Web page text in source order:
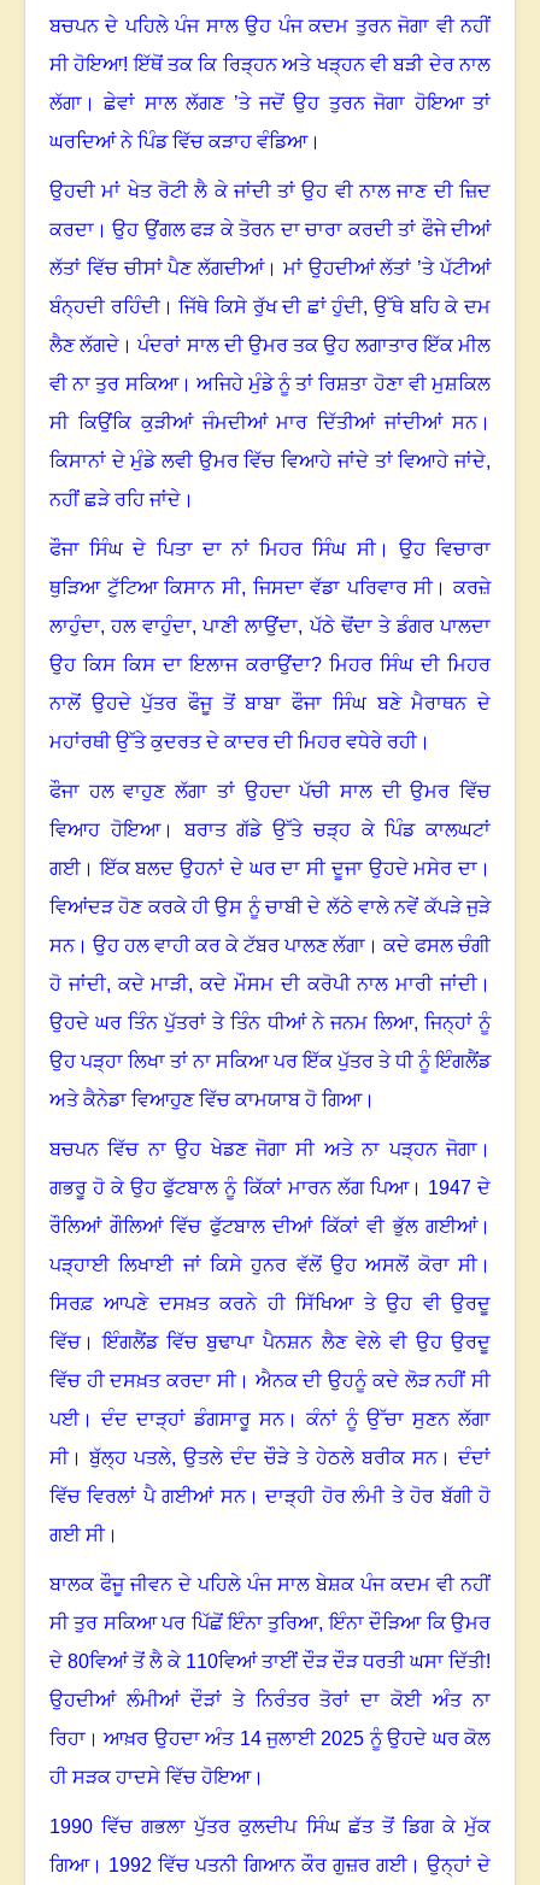
ਬਚਪਨ ਦੇ ਪਹਿਲੇ ਪੰਜ ਸਾਲ ਉਹ ਪੰਜ ਕਦਮ ਤੁਰਨ ਜੋਗਾ ਵੀ ਨਹੀਂ
ਸੀ ਹੋਇਆ! ਇੱਥੋਂ ਤਕ ਕਿ ਰਿੜ੍ਹਨ ਅਤੇ ਖੜ੍ਹਨ ਵੀ ਬੜੀ ਦੇਰ ਨਾਲ
ਲੱਗਾ ।ਛੇਵਾਂ ਸਾਲ ਲੱਗਣ ’ਤੇ ਜਦੋਂ ਉਹ ਤੁਰਨ ਜੋਗਾ ਹੋਇਆ ਤਾਂ
ਘਰਦਿਆਂ ਨੇ ਪਿੰਡ ਵਿੱਚ ਕੜਾਹ ਵੰਡਿਆ।
ਉਹਦੀ ਮਾਂ ਖੇਤ ਰੋਟੀ ਲੈ ਕੇ ਜਾਂਦੀ ਤਾਂ ਉਹ ਵੀ ਨਾਲ ਜਾਣ ਦੀ ਜ਼ਿਦ
ਕਰਦਾ ।ਉਹ ਉਂਗਲ ਫੜ ਕੇ ਤੋਰਨ ਦਾ ਚਾਰਾ ਕਰਦੀ ਤਾਂ ਫੌਜੇ ਦੀਆਂ
ਲੱਤਾਂ ਵਿੱਚ ਚੀਸਾਂ ਪੈਣ ਲੱਗਦੀਆਂ। ਮਾਂ ਉਹਦੀਆਂ ਲੱਤਾਂ ’ਤੇ ਪੱਟੀਆਂ
ਬੰਨ੍ਹਦੀ ਰਹਿੰਦੀ।ਜਿੱਥੇ ਕਿਸੇ ਰੁੱਖ ਦੀ ਛਾਂ ਹੁੰਦੀ, ਉੱਥੇ ਬਹਿ ਕੇ ਦਮ
ਲੈਣ ਲੱਗਦੇ ।ਪੰਦਰਾਂ ਸਾਲ ਦੀ ਉਮਰ ਤਕ ਉਹ ਲਗਾਤਾਰ ਇੱਕ ਮੀਲ
ਵੀ ਨਾ ਤੁਰ ਸਕਿਆ। ਅਜਿਹੇ ਮੁੰਡੇ ਨੂੰ ਤਾਂ ਰਿਸ਼ਤਾ ਹੋਣਾ ਵੀ ਮੁਸ਼ਕਿਲ
ਸੀ ਕਿਉਂਕਿ ਕੁੜੀਆਂ ਜੰਮਦੀਆਂ ਮਾਰ ਦਿੱਤੀਆਂ ਜਾਂਦੀਆਂ ਸਨ।
ਕਿਸਾਨਾਂ ਦੇ ਮੁੰਡੇ ਲਵੀ ਉਮਰ ਵਿੱਚ ਵਿਆਹੇ ਜਾਂਦੇ ਤਾਂ ਵਿਆਹੇ ਜਾਂਦੇ,
ਨਹੀਂ ਛੜੇ ਰਹਿ ਜਾਂਦੇ ।
ਫੌਜਾ ਸਿੰਘ ਦੇ ਪਿਤਾ ਦਾ ਨਾਂ ਮਿਹਰ ਸਿੰਘ ਸੀ। ਉਹ ਵਿਚਾਰਾ
ਥੁੜਿਆ ਟੁੱਟਿਆ ਕਿਸਾਨ ਸੀ, ਜਿਸਦਾ ਵੱਡਾ ਪਰਿਵਾਰ ਸੀ।ਕਰਜ਼ੇ
ਲਾਹੁੰਦਾ, ਹਲ ਵਾਹੁੰਦਾ,ਪਾਣੀ ਲਾਉਂਦਾ,ਪੱਠੇ ਢੋਂਦਾ ਤੇ ਡੰਗਰ ਪਾਲਦਾ
ਉਹ ਕਿਸ ਕਿਸ ਦਾ ਇਲਾਜ ਕਰਾਉਂਦਾ? ਮਿਹਰ ਸਿੰਘ ਦੀ ਮਿਹਰ
ਨਾਲੋਂ ਉਹਦੇ ਪੁੱਤਰ ਫੌਜੂ ਤੋਂ ਬਾਬਾ ਫੌਜਾ ਸਿੰਘ ਬਣੇ ਮੈਰਾਥਨ ਦੇ
ਮਹਾਂਰਥੀ ਉੱਤੇ ਕੁਦਰਤ ਦੇ ਕਾਦਰ ਦੀ ਮਿਹਰ ਵਧੇਰੇ ਰਹੀ।
ਫੌਜਾ ਹਲ ਵਾਹੁਣ ਲੱਗਾ ਤਾਂ ਉਹਦਾ ਪੱਚੀ ਸਾਲ ਦੀ ਉਮਰ ਵਿੱਚ
ਵਿਆਹ ਹੋਇਆ।ਬਰਾਤ ਗੱਡੇ ਉੱਤੇ ਚੜ੍ਹ ਕੇ ਪਿੰਡ ਕਾਲਘਟਾਂ
ਗਈ।ਇੱਕ ਬਲਦ ਉਹਨਾਂ ਦੇ ਘਰ ਦਾ ਸੀ ਦੂਜਾ ਉਹਦੇ ਮਸੇਰ ਦਾ ।
ਵਿਆਂਦੜ ਹੋਣ ਕਰਕੇ ਹੀ ਉਸ ਨੂੰ ਚਾਬੀ ਦੇ ਲੱਠੇ ਵਾਲੇ ਨਵੇਂ ਕੱਪੜੇ ਜੁੜੇ
ਸਨ। ਉਹ ਹਲ ਵਾਹੀ ਕਰ ਕੇ ਟੱਬਰ ਪਾਲਣ ਲੱਗਾ ।ਕਦੇ ਫਸਲ ਚੰਗੀ
ਹੋ ਜਾਂਦੀ, ਕਦੇ ਮਾੜੀ, ਕਦੇ ਮੌਸਮ ਦੀ ਕਰੋਪੀ ਨਾਲ ਮਾਰੀ ਜਾਂਦੀ।
ਉਹਦੇ ਘਰ ਤਿੰਨ ਪੁੱਤਰਾਂ ਤੇ ਤਿੰਨ ਧੀਆਂ ਨੇ ਜਨਮ ਲਿਆ, ਜਿਨ੍ਹਾਂ ਨੂੰ
ਉਹ ਪੜ੍ਹਾ ਲਿਖਾ ਤਾਂ ਨਾ ਸਕਿਆ ਪਰ ਇੱਕ ਪੁੱਤਰ ਤੇ ਧੀ ਨੂੰ ਇੰਗਲੈਂਡ
ਅਤੇ ਕੈਨੇਡਾ ਵਿਆਹੁਣ ਵਿੱਚ ਕਾਮਯਾਬ ਹੋ ਗਿਆ।
ਬਚਪਨ ਵਿੱਚ ਨਾ ਉਹ ਖੇਡਣ ਜੋਗਾ ਸੀ ਅਤੇ ਨਾ ਪੜ੍ਹਨ ਜੋਗਾ ।
ਗਭਰੂ ਹੋ ਕੇ ਉਹ ਫੁੱਟਬਾਲ ਨੂੰ ਕਿੱਕਾਂ ਮਾਰਨ ਲੱਗ ਪਿਆ। 1947ਦੇ
ਰੌਲਿਆਂ ਗੌਲਿਆਂ ਵਿੱਚ ਫੁੱਟਬਾਲ ਦੀਆਂ ਕਿੱਕਾਂ ਵੀ ਭੁੱਲ ਗਈਆਂ।
ਪੜ੍ਹਾਈ ਲਿਖਾਈ ਜਾਂ ਕਿਸੇ ਹੁਨਰ ਵੱਲੋਂ ਉਹ ਅਸਲੋਂ ਕੋਰਾ ਸੀ।
ਸਿਰਫ਼ ਆਪਣੇ ਦਸਖ਼ਤ ਕਰਨੇ ਹੀ ਸਿੱਖਿਆ ਤੇ ਉਹ ਵੀ ਉਰਦੂ
ਵਿੱਚ।ਇੰਗਲੈਂਡ ਵਿੱਚ ਬੁਢਾਪਾ ਪੈਨਸ਼ਨ ਲੈਣ ਵੇਲੇ ਵੀ ਉਹ ਉਰਦੂ
ਵਿੱਚ ਹੀ ਦਸਖ਼ਤ ਕਰਦਾ ਸੀ। ਐਨਕ ਦੀ ਉਹਨੂੰ ਕਦੇ ਲੋੜ ਨਹੀਂ ਸੀ
ਪਈ।ਦੰਦ ਦਾੜ੍ਹਾਂ ਡੰਗਸਾਰੂ ਸਨ।ਕੰਨਾਂ ਨੂੰ ਉੱਚਾ ਸੁਣਨ ਲੱਗਾ
ਸੀ।ਬੁੱਲ੍ਹ ਪਤਲੇ, ਉਤਲੇ ਦੰਦ ਚੌੜੇ ਤੇ ਹੇਠਲੇ ਬਰੀਕ ਸਨ।ਦੰਦਾਂ
ਵਿੱਚ ਵਿਰਲਾਂ ਪੈ ਗਈਆਂ ਸਨ।ਦਾੜ੍ਹੀ ਹੋਰ ਲੰਮੀ ਤੇ ਹੋਰ ਬੱਗੀ ਹੋ
ਗਈ ਸੀ।
ਬਾਲਕ ਫੌਜੂ ਜੀਵਨ ਦੇ ਪਹਿਲੇ ਪੰਜ ਸਾਲ ਬੇਸ਼ਕ ਪੰਜ ਕਦਮ ਵੀ ਨਹੀਂ
ਸੀ ਤੁਰ ਸਕਿਆ ਪਰ ਪਿੱਛੋਂ ਇੰਨਾ ਤੁਰਿਆ, ਇੰਨਾ ਦੌੜਿਆ ਕਿ ਉਮਰ
ਦੇ 80ਵਿਆਂ ਤੋਂ ਲੈ ਕੇ 110ਵਿਆਂ ਤਾਈਂ ਦੌੜ ਦੌੜ ਧਰਤੀ ਘਸਾ ਦਿੱਤੀ!
ਉਹਦੀਆਂ ਲੰਮੀਆਂ ਦੌੜਾਂ ਤੇ ਨਿਰੰਤਰ ਤੋਰਾਂ ਦਾ ਕੋਈ ਅੰਤ ਨਾ
ਰਿਹਾ ।ਆਖ਼ਰ ਉਹਦਾ ਅੰਤ 14ਜੁਲਾਈ 2025ਨੂੰ ਉਹਦੇ ਘਰ ਕੋਲ
ਹੀ ਸੜਕ ਹਾਦਸੇ ਵਿੱਚ ਹੋਇਆ।
1990 ਵਿੱਚ ਗਭਲਾ ਪੁੱਤਰ ਕੁਲਦੀਪ ਸਿੰਘ ਛੱਤ ਤੋਂ ਡਿਗ ਕੇ ਮੁੱਕ
ਗਿਆ। 1992 ਵਿੱਚ ਪਤਨੀ ਗਿਆਨ ਕੌਰ ਗੁਜ਼ਰ ਗਈ। ਉਨ੍ਹਾਂ ਦੇ